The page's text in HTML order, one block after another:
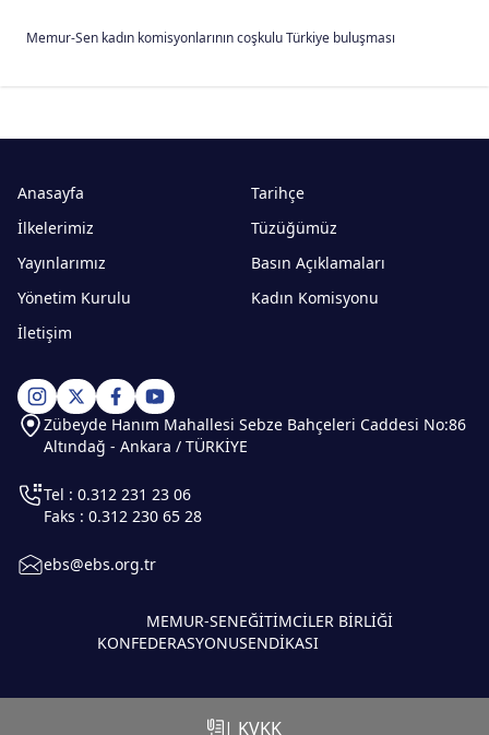
Memur-Sen kadın komisyonlarının coşkulu Türkiye buluşması
Anasayfa
Tarihçe
İlkelerimiz
Tüzüğümüz
Yayınlarımız
Basın Açıklamaları
Yönetim Kurulu
Kadın Komisyonu
İletişim
MEMUR-SEN
KONFEDERASYONU
EĞİTİMCİLER BİRLİĞİ
SENDİKASI
Zübeyde Hanım Mahallesi Sebze Bahçeleri Caddesi No:86
Altındağ - Ankara / TÜRKİYE
Tel : 0.312 231 23 06
Faks : 0.312 230 65 28
ebs@ebs.org.tr
| KVKK